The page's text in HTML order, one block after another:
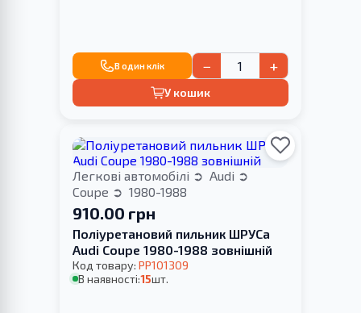
В один клік − +
У кошик
Легкові автомобілі
Audi
Coupe
1980-1988
910.00 грн
Поліуретановий пильник ШРУСа
Audi Coupe 1980-1988 зовнішній
Код товару: PP101309
В наявності:15шт.